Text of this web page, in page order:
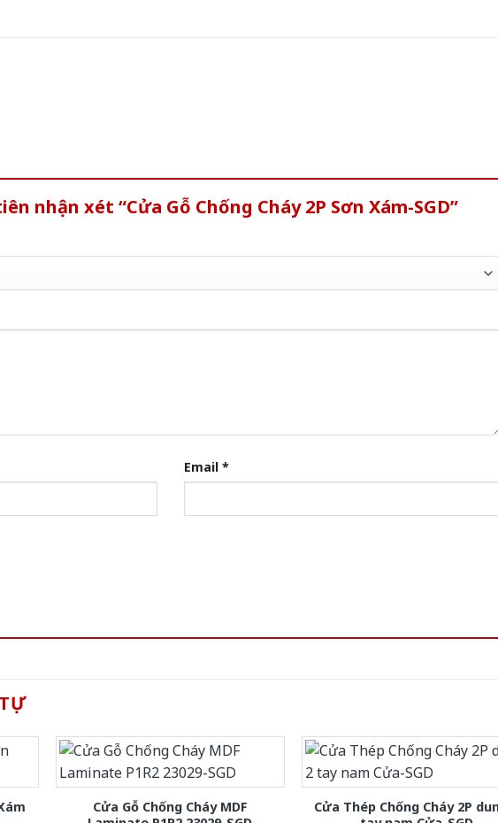
nhận xét “Cửa Gỗ Chống Cháy 2P Sơn Xám-SGD”
Email *
Cửa Gỗ Chống Cháy MDF
Cửa Thép Chống Cháy 2P